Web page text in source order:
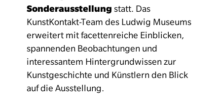
Sonderausstellung statt. Das
KunstKontakt-Team des Ludwig Museums
erweitert mit facettenreiche Einblicken,
spannenden Beobachtungen und
interessantem Hintergrundwissen zur
Kunstgeschichte und Künstlern den Blick
auf die Ausstellung.